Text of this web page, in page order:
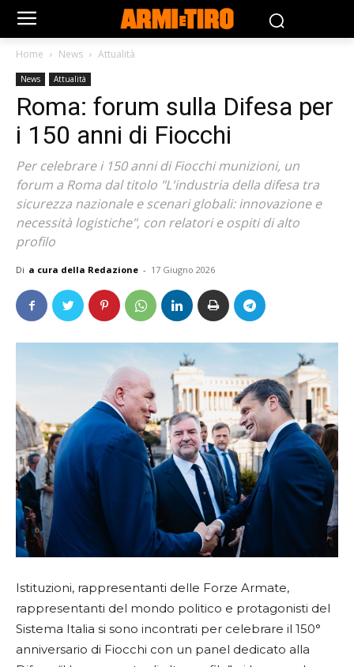
Home News Attualità
News Attualità
Roma: forum sulla Difesa per
i 150 anni di Fiocchi
Per celebrare i 150 anni di Fiocchi munizioni, un
forum a Roma dal titolo "L'industria della difesa tra
sicurezza nazionale e scenari globali: innovazione e
necessità logistiche", con relatori e ospiti di alto
profilo
Di a cura della Redazione - 17 Giugno 2026
Istituzioni, rappresentanti delle Forze Armate,
rappresentanti del mondo politico e protagonisti del
Sistema Italia si sono incontrati per celebrare il 150°
anniversario di Fiocchi con un panel dedicato alla